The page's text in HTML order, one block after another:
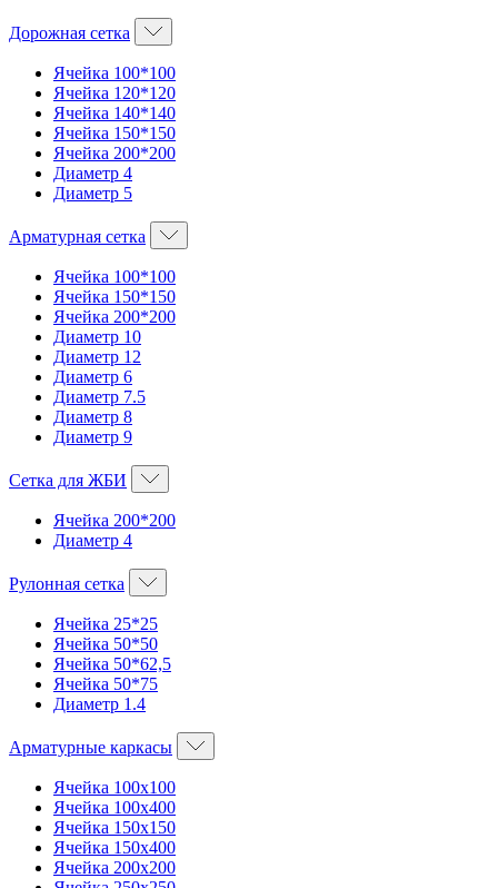
Дорожная сетка
Ячейка 100*100
Ячейка 120*120
Ячейка 140*140
Ячейка 150*150
Ячейка 200*200
Диаметр 4
Диаметр 5
Арматурная сетка
Ячейка 100*100
Ячейка 150*150
Ячейка 200*200
Диаметр 10
Диаметр 12
Диаметр 6
Диаметр 7.5
Диаметр 8
Диаметр 9
Сетка для ЖБИ
Ячейка 200*200
Диаметр 4
Рулонная сетка
Ячейка 25*25
Ячейка 50*50
Ячейка 50*62,5
Ячейка 50*75
Диаметр 1.4
Арматурные каркасы
Ячейка 100х100
Ячейка 100х400
Ячейка 150х150
Ячейка 150х400
Ячейка 200х200